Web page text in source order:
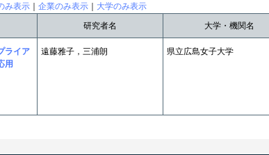
み表示 企業のみ表示 大学のみ表示
研究者名 大学・機関名
ライア
用
遠藤雅子，三浦朗 県立広島女子大学